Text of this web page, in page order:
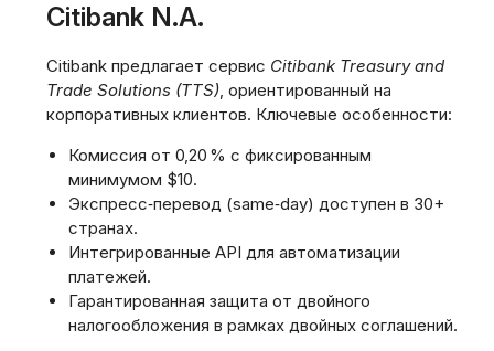
Citibank N.A.
Citibank предлагает сервис Citibank Treasury and
Trade Solutions (TTS)‚ ориентированный на
корпоративных клиентов. Ключевые особенности:
Комиссия от 0‚20 % с фиксированным
минимумом $10.
Экспресс‑перевод (same‑day) доступен в 30+
странах.
Интегрированные API для автоматизации
платежей.
Гарантированная защита от двойного
налогообложения в рамках двойных соглашений.